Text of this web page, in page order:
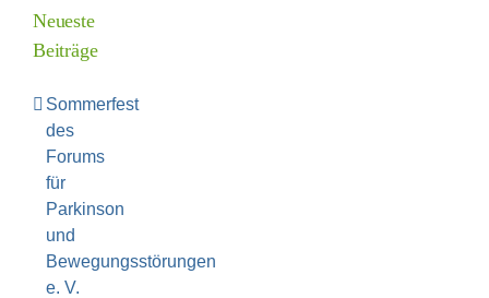
Neueste
Beiträge
Sommerfest
des
Forums
für
Parkinson
und
Bewegungsstörungen
e. V.